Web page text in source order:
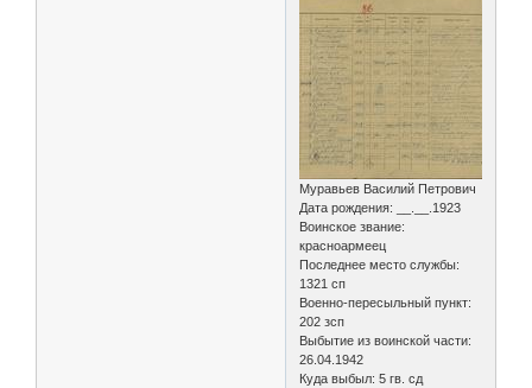
Муравьев Василий Петрович
Дата рождения: __.__.1923
Воинское звание:
красноармеец
Последнее место службы:
1321 сп
Военно-пересыльный пункт:
202 зсп
Выбытие из воинской части:
26.04.1942
Куда выбыл: 5 гв. сд